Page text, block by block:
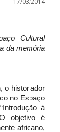
Cultural
da memória
o historiador
no Espaço
à
objetivo é
africano,